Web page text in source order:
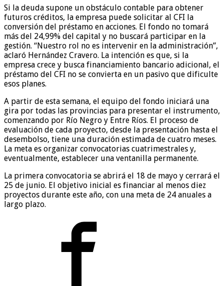
Si la deuda supone un obstáculo contable para obtener
futuros créditos, la empresa puede solicitar al CFI la
conversión del préstamo en acciones. El fondo no tomará
más del 24,99% del capital y no buscará participar en la
gestión. “Nuestro rol no es intervenir en la administración”,
aclaró Hernández Cravero. La intención es que, si la
empresa crece y busca financiamiento bancario adicional, el
préstamo del CFI no se convierta en un pasivo que dificulte
esos planes.
A partir de esta semana, el equipo del fondo iniciará una
gira por todas las provincias para presentar el instrumento,
comenzando por Río Negro y Entre Ríos. El proceso de
evaluación de cada proyecto, desde la presentación hasta el
desembolso, tiene una duración estimada de cuatro meses.
La meta es organizar convocatorias cuatrimestrales y,
eventualmente, establecer una ventanilla permanente.
La primera convocatoria se abrirá el 18 de mayo y cerrará el
25 de junio. El objetivo inicial es financiar al menos diez
proyectos durante este año, con una meta de 24 anuales a
largo plazo.